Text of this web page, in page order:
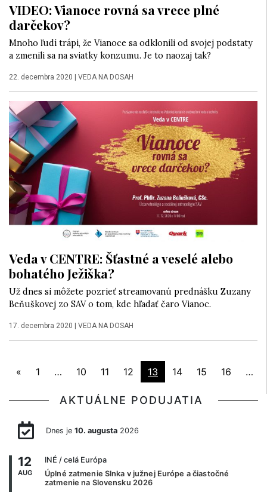
VIDEO: Vianoce rovná sa vrece plné
darčekov?
Mnoho ľudí trápi, že Vianoce sa odklonili od svojej podstaty
a zmenili sa na sviatky konzumu. Je to naozaj tak?
22. decembra 2020 | VEDA NA DOSAH
Veda v CENTRE: Šťastné a veselé alebo
bohatého Ježiška?
Už dnes si môžete pozrieť streamovanú prednášku Zuzany
Beňuškovej zo SAV o tom, kde hľadať čaro Vianoc.
17. decembra 2020 | VEDA NA DOSAH
« 1 … 10 11 12 13 14 15 16 …
AKTUÁLNE PODUJATIA
Dnes je 10. augusta2026
12
AUG
INÉ / celá Európa
Úplné zatmenie Slnka v južnej Európe a čiastočné
zatmenie na Slovensku 2026